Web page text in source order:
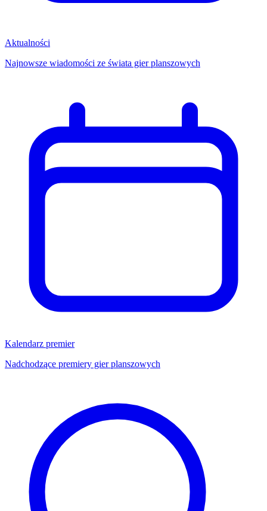
Aktualności
Najnowsze wiadomości ze świata gier planszowych
Kalendarz premier
Nadchodzące premiery gier planszowych